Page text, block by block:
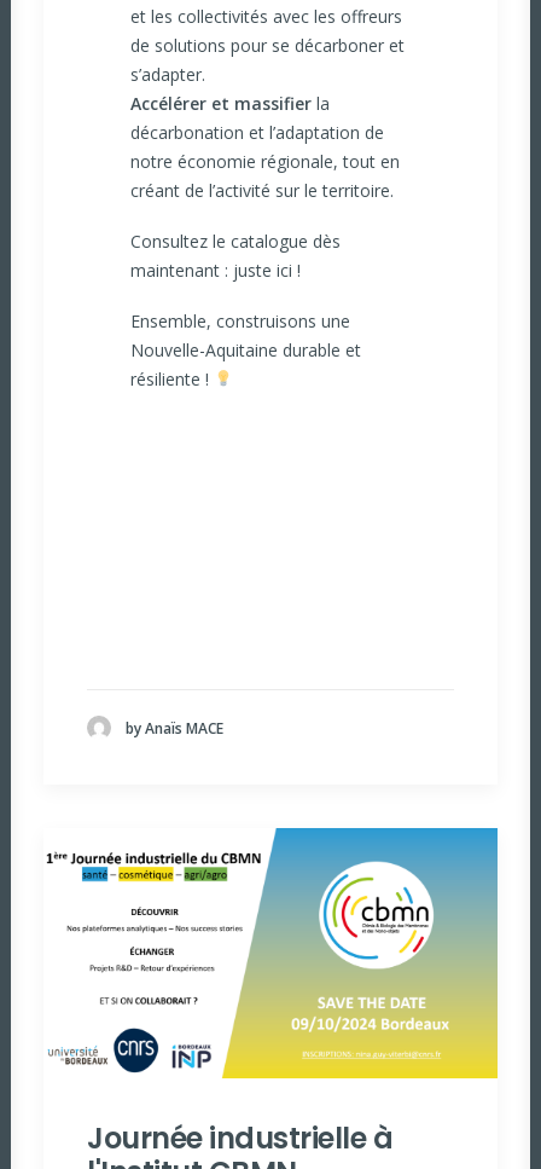
et les collectivités avec les offreurs
de solutions pour se décarboner et
s’adapter.
Accélérer et massifier la
décarbonation et l’adaptation de
notre économie régionale, tout en
créant de l’activité sur le territoire.
Consultez le catalogue dès
maintenant : juste ici !
Ensemble, construisons une
Nouvelle-Aquitaine durable et
résiliente !
by Anaïs MACE
Journée industrielle à